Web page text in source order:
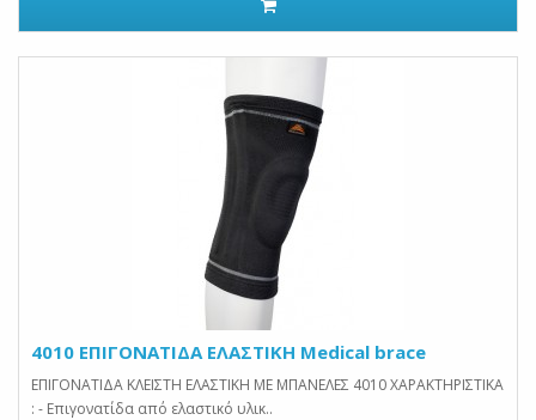
4010 ΕΠΙΓΟΝΑΤΙΔΑ ΕΛΑΣΤΙΚΗ Medical brace
ΕΠΙΓΟΝΑΤΙΔΑ ΚΛΕΙΣΤΗ ΕΛΑΣΤΙΚΗ ΜΕ ΜΠΑΝΕΛΕΣ 4010 ΧΑΡΑΚΤΗΡΙΣΤΙΚΑ
: - Επιγονατίδα από ελαστικό υλικ..